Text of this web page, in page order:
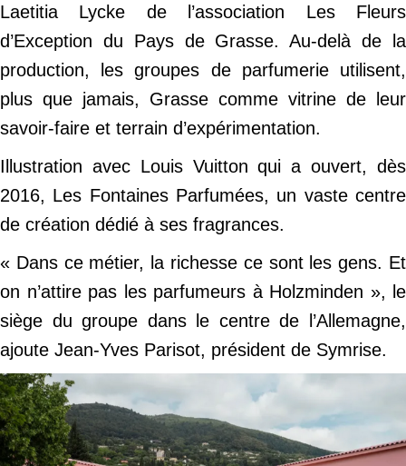
Laetitia Lycke de l’association Les Fleurs
d’Exception du Pays de Grasse. Au-delà de la
production, les groupes de parfumerie utilisent,
plus que jamais, Grasse comme vitrine de leur
savoir-faire et terrain d’expérimentation.
Illustration avec Louis Vuitton qui a ouvert, dès
2016, Les Fontaines Parfumées, un vaste centre
de création dédié à ses fragrances.
« Dans ce métier, la richesse ce sont les gens. Et
on n’attire pas les parfumeurs à Holzminden », le
siège du groupe dans le centre de l’Allemagne,
ajoute Jean-Yves Parisot, président de Symrise.